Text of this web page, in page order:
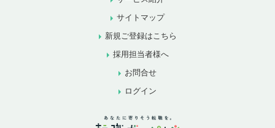
サイトマップ
新規ご登録はこちら
採用担当者様へ
お問合せ
ログイン